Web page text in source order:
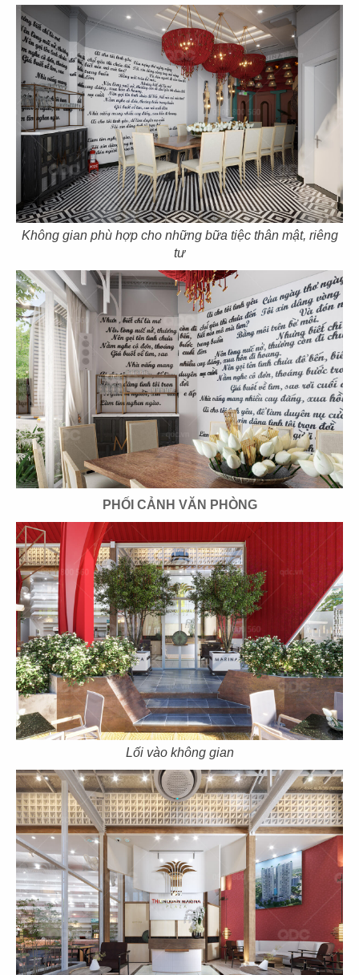
Không gian phù hợp cho những bữa tiệc thân mật, riêng
tư
PHỐI CẢNH VĂN PHÒNG
Lối vào không gian
59
SOM TUM THAI
CN Estella Palace
60
DÌ MAI
CN VIncom Đồng Khởi
61
ASANOHA
CN Vincom Đồng Khởi, Quận 1
62
THE STREET
CN Nguyễn Thái Học
63
THE STREET
CN Sương Nguyệt Ánh
64
THE STREET
CN Phan Đăng Lưu
65
THE STREET
CN Mạc Đĩnh Chi - Quận 1
66
THE STREET
CN Cách mạng tháng 8 - Q.3
67
THE STREET
CN Lê Văn Sỹ - Quận 3
68
THE STREET
CN Nguyễn Thái Bình - Q.1
69
THE STREET
Pasteur Q.3
70
THE STREET
CN Nguyễn Thị Minh Khai -Q.3